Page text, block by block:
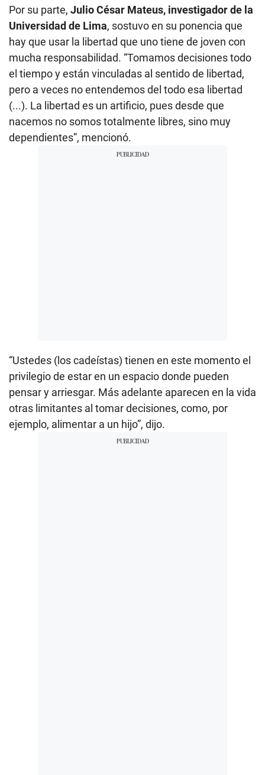
Por su parte, Julio César Mateus, investigador de la
Universidad de Lima, sostuvo en su ponencia que
hay que usar la libertad que uno tiene de joven con
mucha responsabilidad. “Tomamos decisiones todo
el tiempo y están vinculadas al sentido de libertad,
pero a veces no entendemos del todo esa libertad
(...). La libertad es un artificio, pues desde que
nacemos no somos totalmente libres, sino muy
dependientes”, mencionó.
“Ustedes (los cadeístas) tienen en este momento el
privilegio de estar en un espacio donde pueden
pensar y arriesgar. Más adelante aparecen en la vida
otras limitantes al tomar decisiones, como, por
ejemplo, alimentar a un hijo”, dijo.